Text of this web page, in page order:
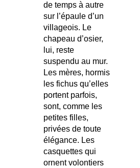
de temps à autre
sur l’épaule d’un
villageois. Le
chapeau d’osier,
lui, reste
suspendu au mur.
Les mères, hormis
les fichus qu’elles
portent parfois,
sont, comme les
petites filles,
privées de toute
élégance. Les
casquettes qui
ornent volontiers